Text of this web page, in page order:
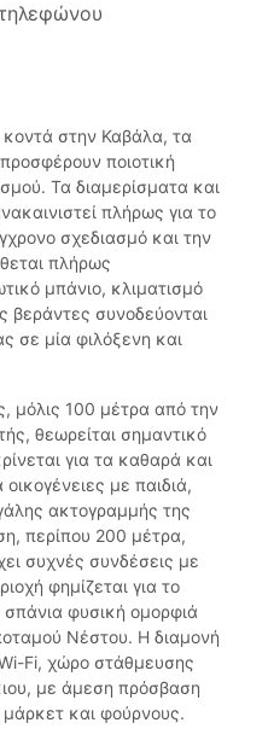
στην Καβάλα, τα
προσφέρουν ποιοτική
Τα διαμερίσματα και
πλήρως για το
σχεδιασμό και την
πλήρως
μπάνιο, κλιματισμό
βεράντες συνοδεύονται
σε μία φιλόξενη και
μόλις 100 μέτρα από την
θεωρείται σημαντικό
για τα καθαρά και
με παιδιά,
ακτογραμμής της
περίπου 200 μέτρα,
συχνές συνδέσεις με
φημίζεται για το
σπάνια φυσική ομορφιά
Νέστου. Η διαμονή
Fi, χώρο στάθμευσης
με άμεση πρόσβαση
και φούρνους.